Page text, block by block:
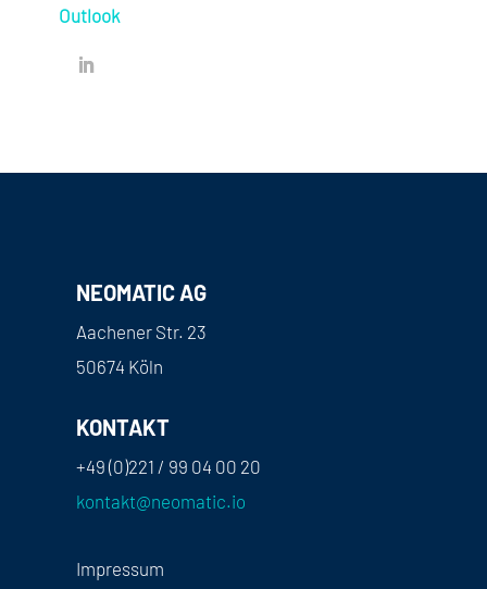
Outlook
NEOMATIC AG
Aachener Str. 23
50674 Köln
KONTAKT
+49 (0)221 / 99 04 00 20
kontakt@neomatic.io
Impressum